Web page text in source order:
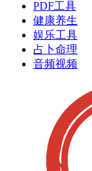
PDF工具
健康养生
娱乐工具
占卜命理
音频视频